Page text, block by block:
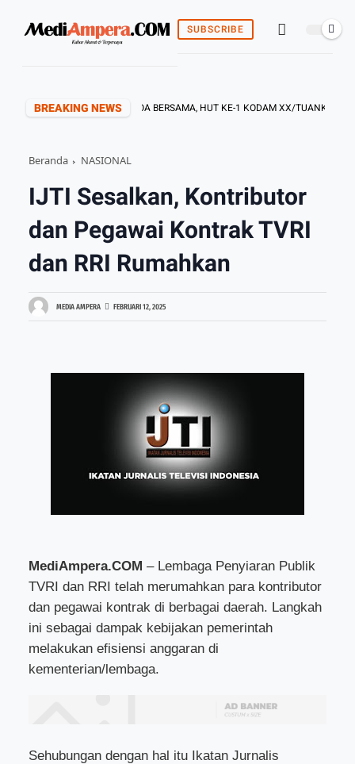
SUBSCRIBE
BREAKING NEWS
KOREM 042/GAPU GELAR DOA BERSAMA, HUT KE-1 KODAM XX/TUANKU IMAM
Beranda NASIONAL
IJTI Sesalkan, Kontributor
dan Pegawai Kontrak TVRI
dan RRI Rumahkan
MEDIA AMPERA FEBRUARI 12, 2025
MediAmpera.COM – Lembaga Penyiaran Publik
TVRI dan RRI telah merumahkan para kontributor
dan pegawai kontrak di berbagai daerah. Langkah
ini sebagai dampak kebijakan pemerintah
melakukan efisiensi anggaran di
kementerian/lembaga.
Sehubungan dengan hal itu Ikatan Jurnalis